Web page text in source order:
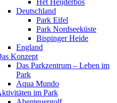
Het Heijderbos
Deutschland
Park Eifel
Park Nordseeküste
Bispinger Heide
England
Konzept
Das Parkzentrum – Leben im
Park
Aqua Mundo
im Park